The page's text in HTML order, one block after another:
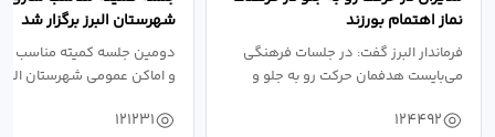
نماز اهتمام بورزند
فرماندار البرز گفت: در جلسات فرهنگی
می‌بایست هدفمان حرکت رو به جلو و
124492
شهرستان البرز برگزار شد
دومین جلسه کمیته مناسب
و اماکن عمومی شهرستان
121231